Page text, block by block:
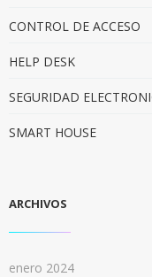
CONTROL DE ACCESO
HELP DESK
SEGURIDAD
SMART HOUSE
ARCHIVOS
enero 2024